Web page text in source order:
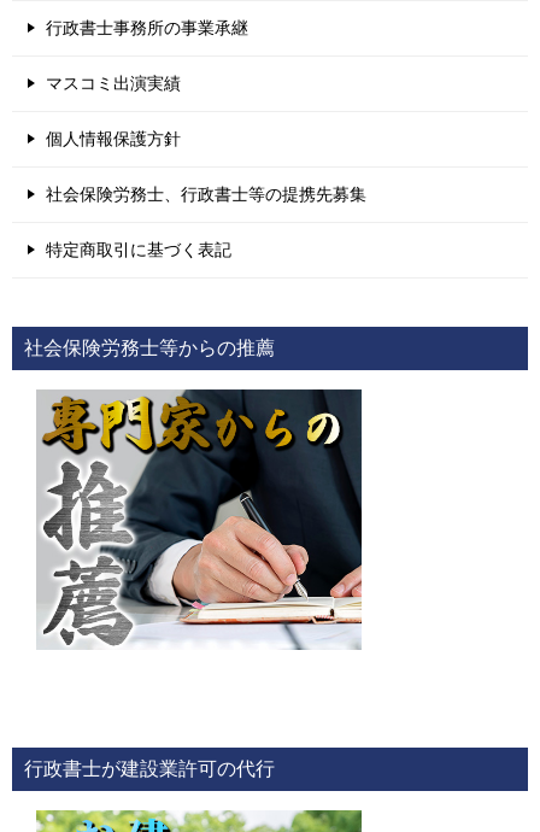
行政書士事務所の事業承継
マスコミ出演実績
個人情報保護方針
社会保険労務士、行政書士等の提携先募集
特定商取引に基づく表記
社会保険労務士等からの推薦
行政書士が建設業許可の代行